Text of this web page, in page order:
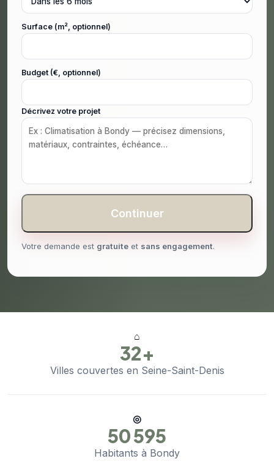
Surface (m², optionnel)
Budget (€, optionnel)
Décrivez votre projet
Continuer
Votre demande est gratuite et sans engagement.
⌂
32+
Villes couvertes en Seine-Saint-Denis
◎
50 595
Habitants à Bondy